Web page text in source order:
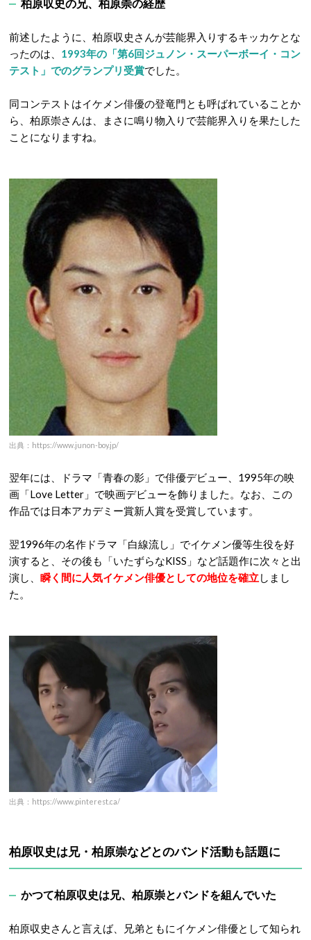
柏原収史の兄、柏原崇の経歴
前述したように、柏原収史さんが芸能界入りするキッカケとな
ったのは、 1993年の「第6回ジュノン・スーパーボーイ・コン
テスト」でのグランプリ受賞でした。
同コンテストはイケメン俳優の登竜門とも呼ばれていることか
ら、柏原崇さんは、まさに鳴り物入りで芸能界入りを果たした
ことになりますね。
出典：https://www.junon-boy.jp/
翌年には、ドラマ「青春の影」で俳優デビュー、1995年の映
画「Love Letter」で映画デビューを飾りました。なお、この
作品では日本アカデミー賞新人賞を受賞しています。
翌1996年の名作ドラマ「白線流し」でイケメン優等生役を好
演すると、その後も「いたずらなKISS」など話題作に次々と出
演し、 瞬く間に人気イケメン俳優としての地位を確立しまし
た。
出典：https://www.pinterest.ca/
柏原収史は兄・柏原崇などとのバンド活動も話題に
かつて柏原収史は兄、柏原崇とバンドを組んでいた
柏原収史さんと言えば、兄弟ともにイケメン俳優として知られ